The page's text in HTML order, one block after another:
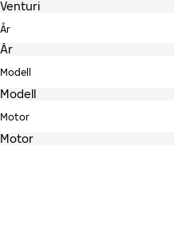
År
Modell
Motor